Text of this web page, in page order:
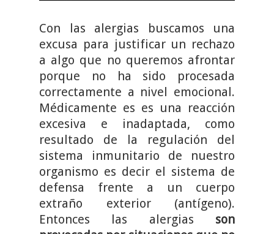
Con las alergias buscamos una
excusa para justificar un rechazo
a algo que no queremos afrontar
porque no ha sido procesada
correctamente a nivel emocional.
Médicamente es es una reacción
excesiva e inadaptada, como
resultado de la regulación del
sistema inmunitario de nuestro
organismo es decir el sistema de
defensa frente a un cuerpo
extraño exterior (antígeno).
Entonces las alergias son